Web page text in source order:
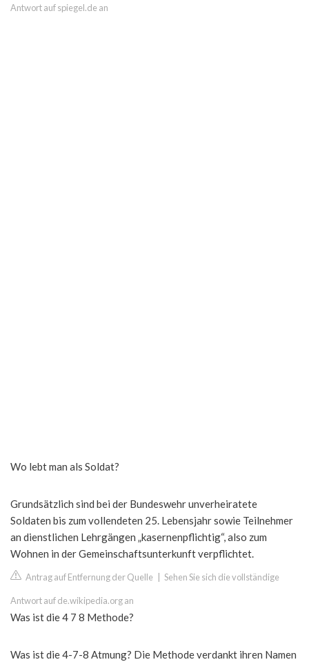
Antwort auf spiegel.de an
Wo lebt man als Soldat?
Grundsätzlich sind bei der Bundeswehr unverheiratete
Soldaten bis zum vollendeten 25. Lebensjahr sowie Teilnehmer
an dienstlichen Lehrgängen „kasernenpflichtig“, also zum
Wohnen in der Gemeinschaftsunterkunft verpflichtet.
Antrag auf Entfernung der Quelle Sehen Sie sich die vollständige
Antwort auf de.wikipedia.org an
Was ist die 4 7 8 Methode?
Was ist die 4-7-8 Atmung? Die Methode verdankt ihren Namen